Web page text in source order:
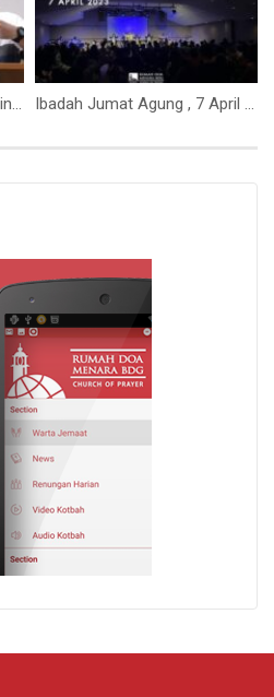
Jangan Tidak Percaya, Melainkan Percayalah (Bpk. Yohanes Marbun) Ibadah Jumat Agung , 7 April 2023 (Bpk. Dwi Waspodo)